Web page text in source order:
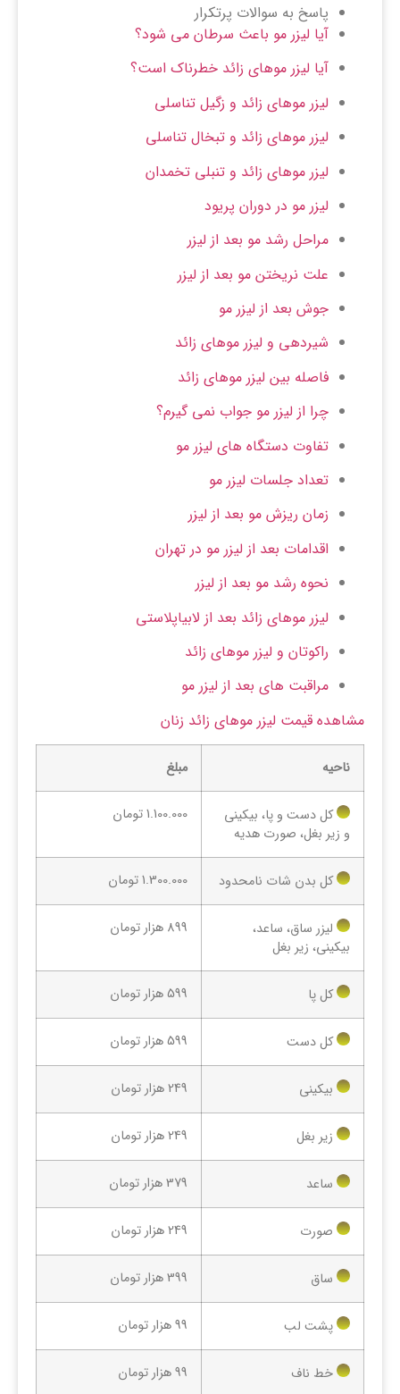
پاسخ به سوالات پرتکرار
آیا لیزر مو باعث سرطان می شود؟
آیا لیزر موهای زائد خطرناک است؟
لیزر موهای زائد و زگیل تناسلی
لیزر موهای زائد و تبخال تناسلی
لیزر موهای زائد و تنبلی تخمدان
لیزر مو در دوران پریود
مراحل رشد مو بعد از لیزر
علت نریختن مو بعد از لیزر
جوش بعد از لیزر مو
شیردهی و لیزر موهای زائد
فاصله بین لیزر موهای زائد
چرا از لیزر مو جواب نمی گیرم؟
تفاوت دستگاه های لیزر مو
تعداد جلسات لیزر مو
زمان ریزش مو بعد از لیزر
اقدامات بعد از لیزر مو در تهران
نحوه رشد مو بعد از لیزر
لیزر موهای زائد بعد از لابیاپلاستی
راکوتان و لیزر موهای زائد
مراقبت های بعد از لیزر مو
مشاهده قیمت لیزر موهای زائد زنان
ناحیه مبلغ
کل دست و پا، بیکینی
و زیر بغل، صورت هدیه
1.100.000 تومان
کل بدن شات نامحدود 1.300.000 تومان
لیزر ساق، ساعد،
بیکینی، زیر بغل
899 هزار تومان
کل پا 599 هزار تومان
کل دست 599 هزار تومان
بیکینی 249 هزار تومان
زیر بغل 249 هزار تومان
ساعد 379 هزار تومان
صورت 249 هزار تومان
ساق 399 هزار تومان
پشت لب 99 هزار تومان
خط ناف 99 هزار تومان